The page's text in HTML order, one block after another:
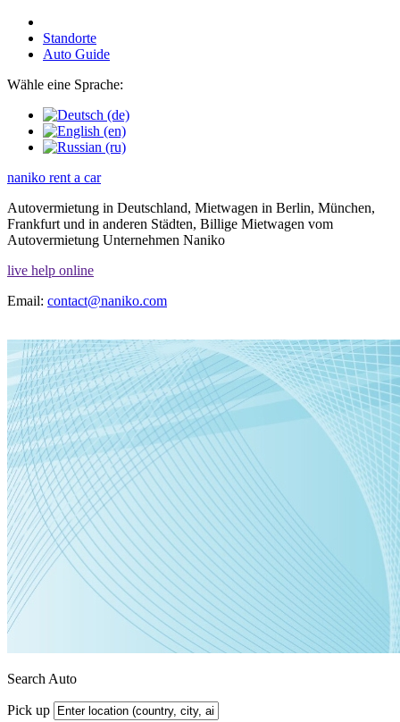
Standorte
Auto Guide
Wähle eine Sprache:
naniko rent a car
Autovermietung in Deutschland, Mietwagen in Berlin, München,
Frankfurt und in anderen Städten, Billige Mietwagen vom
Autovermietung Unternehmen Naniko
live help online
Email: contact@naniko.com
Search Auto
Pick up